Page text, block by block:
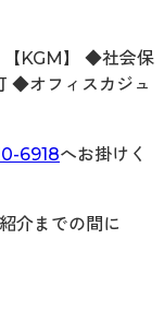
【KGM】 ◆社会保
◆オフィスカジュ
6918へお掛けく
介までの間に